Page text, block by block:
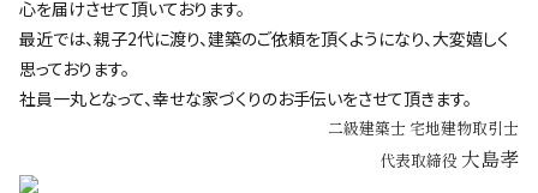
心を届けさせて頂いております。
最近では、親子2代に渡り、建築のご依頼を頂くようになり、大変嬉しく
思っております。
社員一丸となって、幸せな家づくりのお手伝いをさせて頂きます。
二級建築士 宅地建物取引士
代表取締役 大島孝